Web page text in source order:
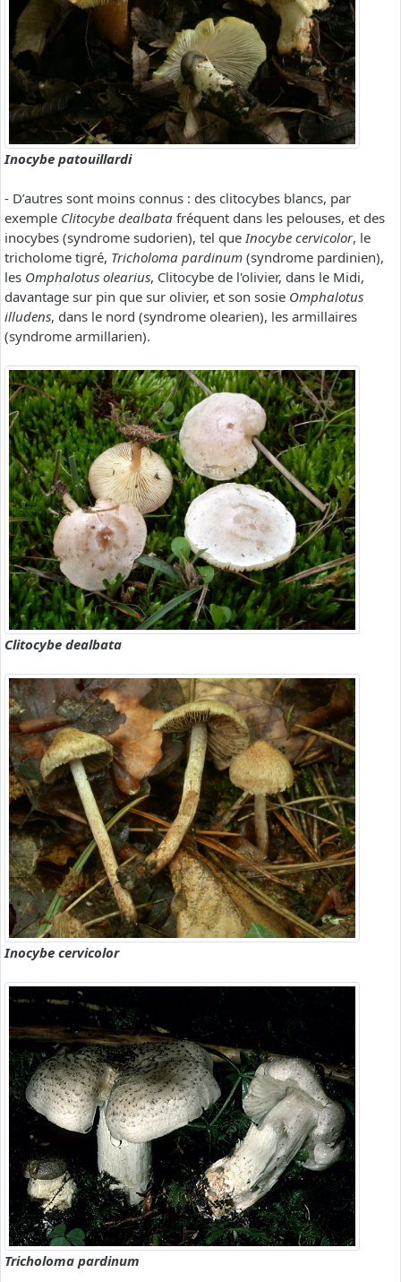
Inocybe patouillardi
- D’autres sont moins connus : des clitocybes blancs, par
exemple Clitocybe dealbata fréquent dans les pelouses, et des
inocybes (syndrome sudorien), tel queInocybe cervicolor, le
tricholome tigré, Tricholoma pardinum (syndrome pardinien),
les Omphalotus olearius, Clitocybe de l'olivier, dans le Midi,
davantage sur pin que sur olivier, et son sosie Omphalotus
illudens, dans le nord (syndrome olearien), les armillaires
(syndrome armillarien).
Clitocybe dealbata
Inocybe cervicolor
Tricholoma pardinum